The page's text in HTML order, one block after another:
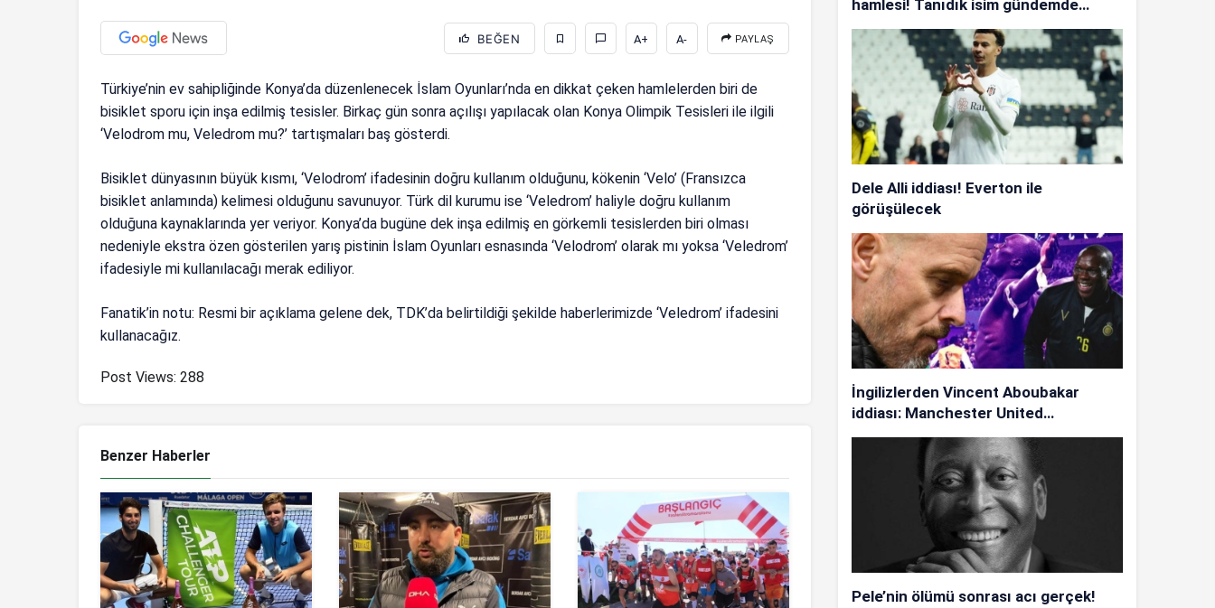
BEĞEN A+ A- PAYLAŞ
Türkiye’nin ev sahipliğinde Konya’da düzenlenecek İslam Oyunları’nda en dikkat çeken hamlelerden biri de
bisiklet sporu için inşa edilmiş tesisler. Birkaç gün sonra açılışı yapılacak olan Konya Olimpik Tesisleri ile ilgili
‘Velodrom mu, Veledrom mu?’ tartışmaları baş gösterdi.
Bisiklet dünyasının büyük kısmı, ‘Velodrom’ ifadesinin doğru kullanım olduğunu, kökenin ‘Velo’ (Fransızca
bisiklet anlamında) kelimesi olduğunu savunuyor. Türk dil kurumu ise ‘Veledrom’ haliyle doğru kullanım
olduğuna kaynaklarında yer veriyor. Konya’da bugüne dek inşa edilmiş en görkemli tesislerden biri olması
nedeniyle ekstra özen gösterilen yarış pistinin İslam Oyunları esnasında ‘Velodrom’ olarak mı yoksa ‘Veledrom’
ifadesiyle mi kullanılacağı merak ediliyor.
Fanatik’in notu: Resmi bir açıklama gelene dek, TDK’da belirtildiği şekilde haberlerimizde ‘Veledrom’ ifadesini
kullanacağız.
Post Views: 288
Benzer Haberler
hamlesi! Tanıdık isim gündemde…
Dele Alli iddiası! Everton ile
görüşülecek
İngilizlerden Vincent Aboubakar
iddiası: Manchester United…
Pele’nin ölümü sonrası acı gerçek!